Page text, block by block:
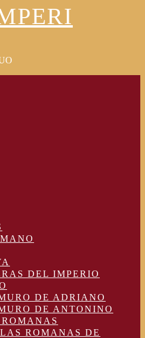
DEL IMPERIO
DE ADRIANO
DE ANTONINO
ROMANAS DE